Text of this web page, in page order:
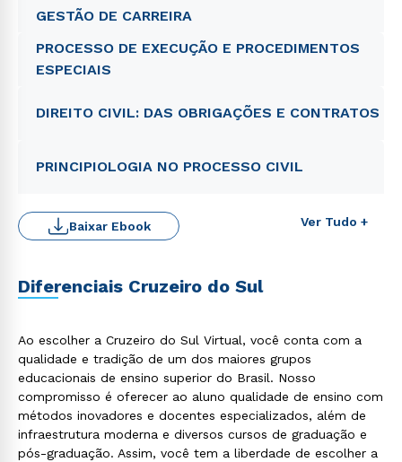
GESTÃO DE CARREIRA
PROCESSO DE EXECUÇÃO E PROCEDIMENTOS
ESPECIAIS
DIREITO CIVIL: DAS OBRIGAÇÕES E CONTRATOS
PRINCIPIOLOGIA NO PROCESSO CIVIL
Ver Tudo +
Baixar Ebook
Diferenciais Cruzeiro do Sul
Ao escolher a Cruzeiro do Sul Virtual, você conta com a
qualidade e tradição de um dos maiores grupos
educacionais de ensino superior do Brasil. Nosso
compromisso é oferecer ao aluno qualidade de ensino com
métodos inovadores e docentes especializados, além de
infraestrutura moderna e diversos cursos de graduação e
pós-graduação. Assim, você tem a liberdade de escolher a
Estou de acordo com aPolítica de Privacidade.e
autorizo que meus dados sejam utilizados para o